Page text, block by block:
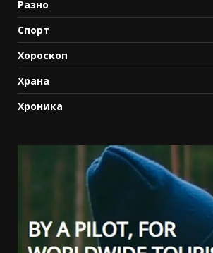
Разно
Спорт
Хороскоп
Храна
Хроника